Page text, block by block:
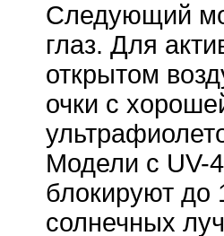
Следующий
глаз. Для
открытом
очки с
Модели с UV-
блокируют до
солнечных